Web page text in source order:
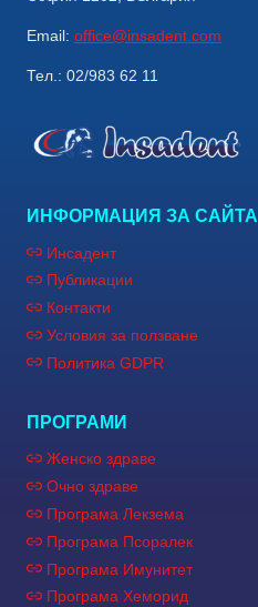
Email: office@insadent.com
Тел.: 02/983 62 11
ИНФОРМАЦИЯ ЗА САЙТА
Инсадент
Публикации
Контакти
Условия за ползване
Политика GDPR
ПРОГРАМИ
Женско здраве
Очно здраве
Програма Лекзема
Програма Псоралек
Програма Имунитет
Програма Хеморид